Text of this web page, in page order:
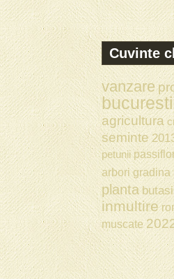
Cuvinte
vanzare
bucuresti
agricultura
seminte
petunii
arbori gradina
planta butasi
inmultire
muscate